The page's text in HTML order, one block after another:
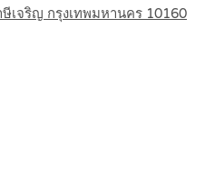
เจริญ กรุงเทพมหานคร 10160